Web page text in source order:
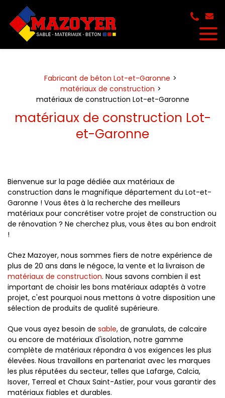
Fabricant de béton Lot-et-Garonne
matériaux de construction
matériaux de construction Lot-et-Garonne
matériaux de construction Lot-
et-Garonne
Bienvenue sur la page dédiée aux matériaux de
construction dans le magnifique département du Lot-et-
Garonne ! Vous êtes à la recherche des meilleurs
matériaux pour concrétiser votre projet de construction ou
de rénovation ? Ne cherchez plus, vous êtes au bon endroit
!
Chez Mazoyer, nous sommes fiers de notre expérience de
plus de 20 ans dans le négoce, la vente et la livraison de
matériaux de construction. Nous savons combien il est
important de choisir les bons matériaux adaptés à votre
projet, c'est pourquoi nous mettons à votre disposition une
sélection de produits de qualité supérieure.
Que vous ayez besoin de sable, de granulats, de calcaire
ou encore de matériaux d'isolation, notre gamme
complète de matériaux répondra à vos exigences les plus
élevées. Nous travaillons en partenariat avec les marques
les plus réputées du secteur, telles que Lafarge, Calcia,
Isover, Terreal et Chaux Saint-Astier, pour vous garantir des
matériaux fiables et durables.
Panneau de gestion des cookies